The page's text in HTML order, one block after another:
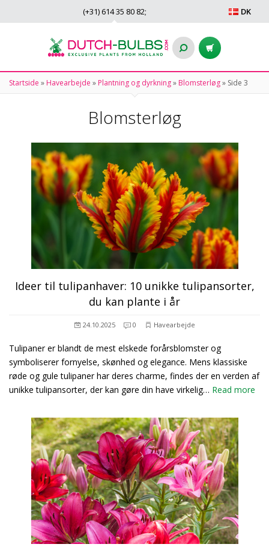
DK
(+31) 614 35 80 82;
Startside » Havearbejde » Plantning og dyrkning» Blomsterløg» Side 3
Blomsterløg
Ideer til tulipanhaver: 10 unikke tulipansorter,
du kan plante i år
24.10.2025 0 Havearbejde
Tulipaner er blandt de mest elskede forårsblomster og
symboliserer fornyelse, skønhed og elegance. Mens klassiske
røde og gule tulipaner har deres charme, findes der en verden af
unikke tulipansorter, der kan gøre din have virkelig… Read more